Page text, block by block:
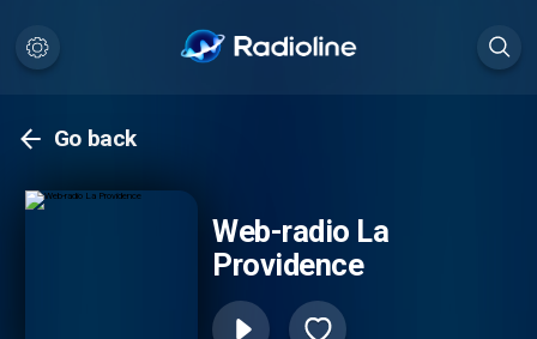
Go back
Web-radio La
Providence